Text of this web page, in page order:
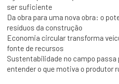
ser suficiente
Da obra para uma nova obra: o
resíduos da construção
Economia circular transforma
fonte de recursos
Sustentabilidade no campo
entender o que motiva o produtor